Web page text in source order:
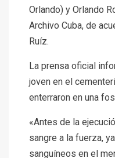
Orlando) y Orlando
Archivo Cuba, de
Ruíz.
La prensa oficial
joven en el
enterraron en una
«Antes de la
sangre a la fuerza,
sanguíneos en el